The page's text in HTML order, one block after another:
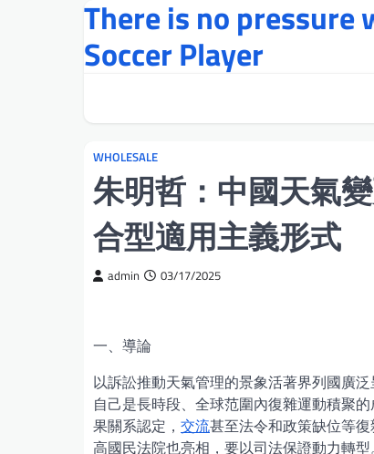
There is no pressure
Soccer Player
WHOLESALE
朱明哲：中國天氣
合型適用主義形式
admin 03/17/2025
一、導論
以訴訟推動天氣管理的景象活著界列國廣
自己是長時段、全球范圍內復雜運動積聚
果關系認定， 交流甚至法令和政策缺位等
高國民法院也亮相，要以司法保證動力轉